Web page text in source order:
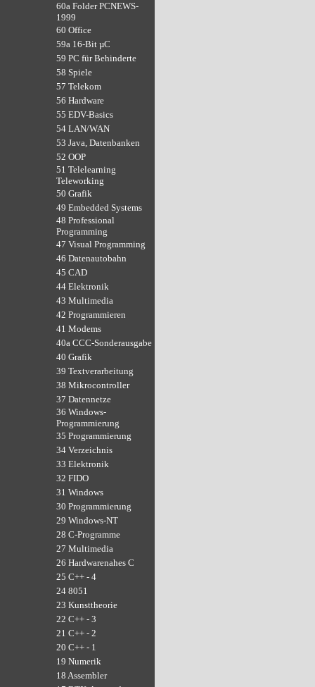
60a Folder PCNEWS-
1999
60 Office
59a 16-Bit µC
59 PC für Behinderte
58 Spiele
57 Telekom
56 Hardware
55 EDV-Basics
54 LAN/WAN
53 Java, Datenbanken
52 OOP
51 Telelearning
Teleworking
50 Grafik
49 Embedded Systems
48 Professional
Programming
47 Visual Programming
46 Datenautobahn
45 CAD
44 Elektronik
43 Multimedia
42 Programmieren
41 Modems
40a CCC-Sonderausgabe
40 Grafik
39 Textverarbeitung
38 Mikrocontroller
37 Datennetze
36 Windows-
Programmierung
35 Programmierung
34 Verzeichnis
33 Elektronik
32 FIDO
31 Windows
30 Programmierung
29 Windows-NT
28 C-Programme
27 Multimedia
26 Hardwarenahes C
25 C++ - 4
24 8051
23 Kunsttheorie
22 C++ - 3
21 C++ - 2
20 C++ - 1
19 Numerik
18 Assembler